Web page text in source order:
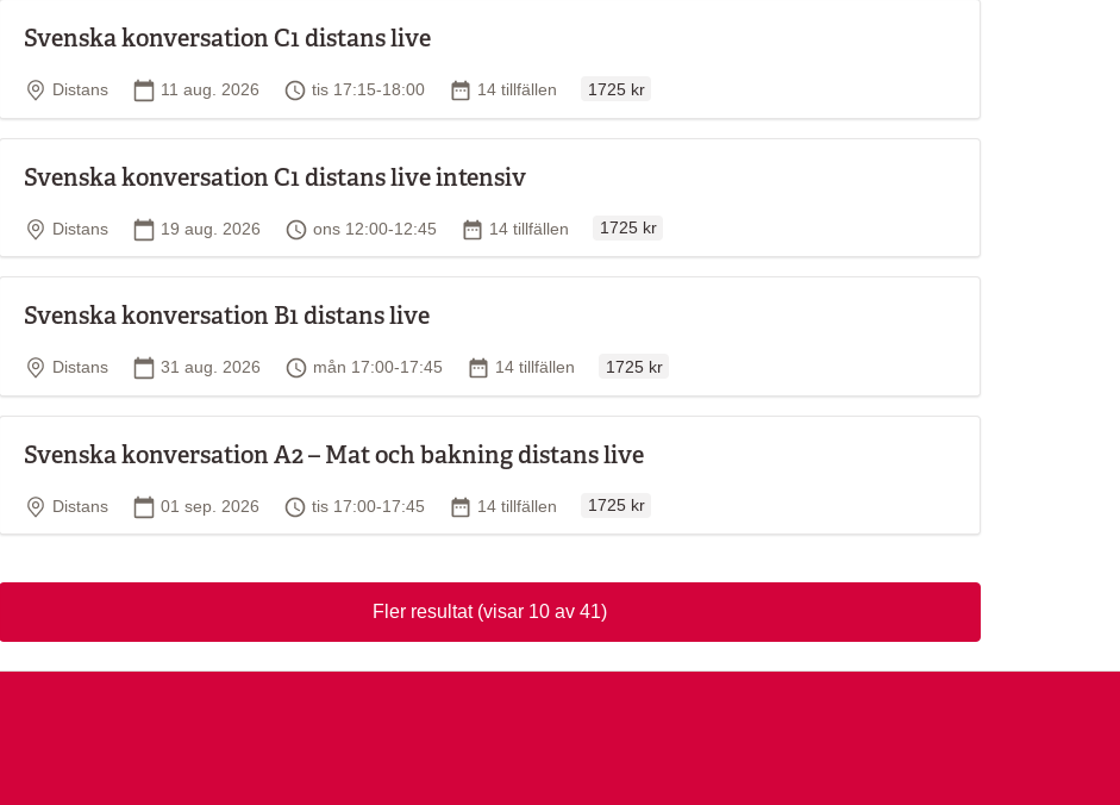
Svenska konversation C1 distans live
Plats
Distans Startdatum
11 aug. 2026 Tid
tis 17:15-18:00 Antal tillfällen
14 tillfällen 1725 kr
Svenska konversation C1 distans live intensiv
Plats
Distans Startdatum
19 aug. 2026 Tid
ons 12:00-12:45 Antal tillfällen
14 tillfällen 1725 kr
Svenska konversation B1 distans live
Plats
Distans Startdatum
31 aug. 2026 Tid
mån 17:00-17:45 Antal tillfällen
14 tillfällen 1725 kr
Svenska konversation A2 – Mat och bakning distans live
Plats
Distans Startdatum
01 sep. 2026 Tid
tis 17:00-17:45 Antal tillfällen
14 tillfällen 1725 kr
Fler resultat (visar 10 av 41)